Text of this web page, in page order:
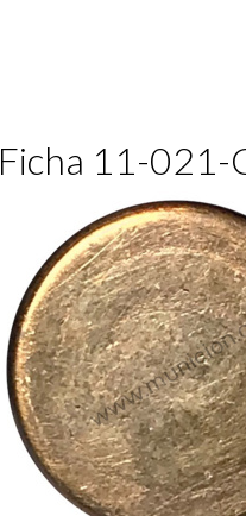
Ficha 11-